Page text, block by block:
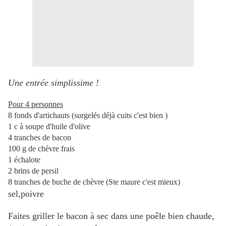
Une entrée simplissime !
Pour 4 personnes
8 fonds d'artichauts (surgelés déjà cuits c'est bien )
1 c à soupe d'huile d'olive
4 tranches de bacon
100 g de chèvre frais
1 échalote
2 brins de persil
8 tranches de buche de chèvre (Ste maure c'est mieux)
sel,poivre
Faites griller le bacon à sec dans une poêle bien chaude,